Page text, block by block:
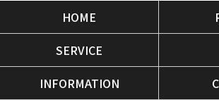
HOME
SERVICE
INFORMATION